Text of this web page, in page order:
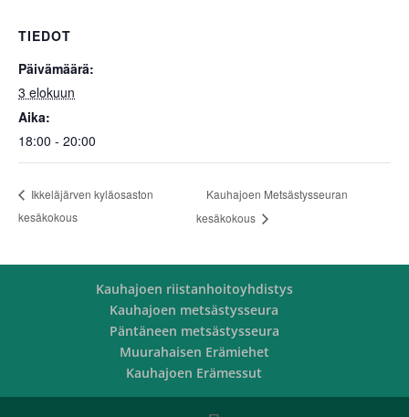
TIEDOT
Päivämäärä:
3 elokuun
Aika:
18:00 - 20:00
Ikkeläjärven kyläosaston
kesäkokous
Kauhajoen Metsästysseuran
kesäkokous
Kauhajoen riistanhoitoyhdistys
Kauhajoen metsästysseura
Päntäneen metsästysseura
Muurahaisen Erämiehet
Kauhajoen Erämessut